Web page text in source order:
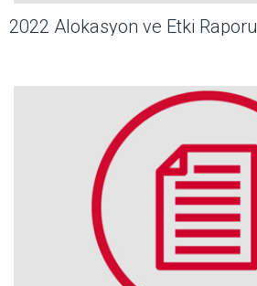
2022 Alokasyon ve Etki Raporu